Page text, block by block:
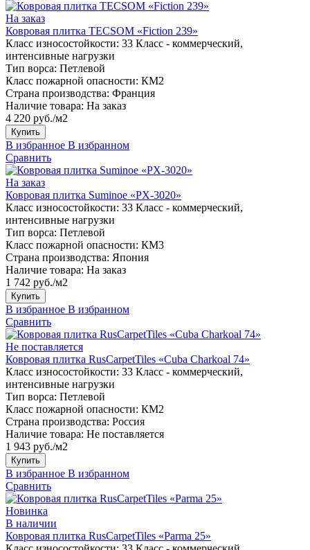
На заказ
Ковровая плитка TECSOM «Fiction 239»
Класс износостойкости: 33 Класс - коммерческий,
интенсивные нагрузки
Тип ворса: Петлевой
Класс пожарной опасности: КМ2
Страна производства: Франция
Наличие товара: На заказ
4 220 руб./м2
Купить
В избранное В избранном
Сравнить
На заказ
Ковровая плитка Suminoe «PX-3020»
Класс износостойкости: 33 Класс - коммерческий,
интенсивные нагрузки
Тип ворса: Петлевой
Класс пожарной опасности: КМ3
Страна производства: Япония
Наличие товара: На заказ
1 742 руб./м2
Купить
В избранное В избранном
Сравнить
Не поставляется
Ковровая плитка RusCarpetTiles «Cuba Charkoal 74»
Класс износостойкости: 33 Класс - коммерческий,
интенсивные нагрузки
Тип ворса: Петлевой
Класс пожарной опасности: КМ2
Страна производства: Россия
Наличие товара: Не поставляется
1 943 руб./м2
Купить
В избранное В избранном
Сравнить
Новинка
В наличии
Ковровая плитка RusCarpetTiles «Parma 25»